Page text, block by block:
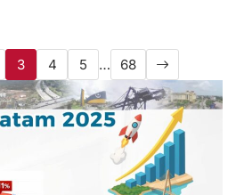
3 4 5 … 68